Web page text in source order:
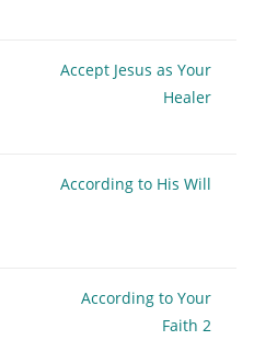
Accept Jesus as Your
Healer
According to His Will
According to Your
Faith 2